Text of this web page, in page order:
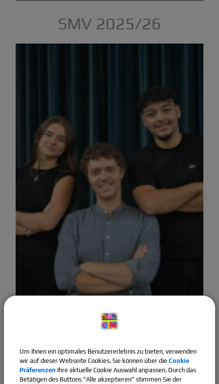
SMV 2025/26
Schülersprecher 2024/2025
Schülersprecher 1: Olivia Schlagbauer
Um Ihnen ein optimales Benutzererlebnis zu bieten, verwenden
wir auf dieser Webseite Cookies. Sie können über die Cookie
Präferenzen Ihre aktuelle Cookie Auswahl anpassen. Durch das
Betätigen des Buttons "Alle akzeptieren" stimmen Sie der